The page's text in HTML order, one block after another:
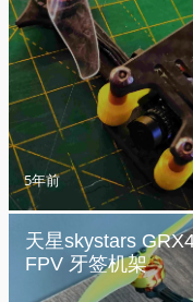
5年前
天星skystars
FPV 牙签机架